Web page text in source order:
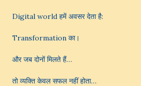
Digital world हमें अवसर देता है:
Transformation का।
और जब दोनों मिलते हैं…
तो व्यक्ति केवल सफल नहीं होता…